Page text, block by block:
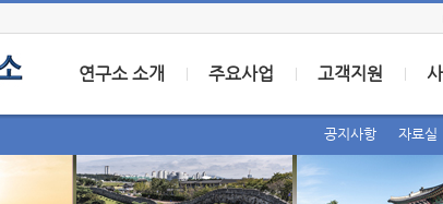
연구소 소개 주요사업 고객지원
공지사항 자료실